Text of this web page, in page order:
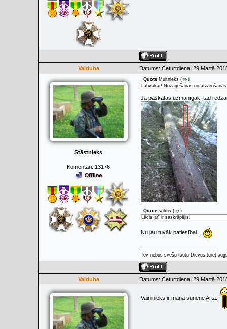
Valduha Datums: Ceturtdiena,
Stāstnieks
Komentāri: 13176
Quote Muitnieks (
)
Labvakar! Nozāģēšanas un
Ja paskatās uzmanīgāk, tad
Quote sālītis (
)
Lācis arī ir saskrāpējis!
Nu jau tuvāk patiesībai...
Tev nebūs svešu tautu Dievus turēt
Valduha Datums: Ceturtdiena,
Vaininieks ir mana sunene Arta.